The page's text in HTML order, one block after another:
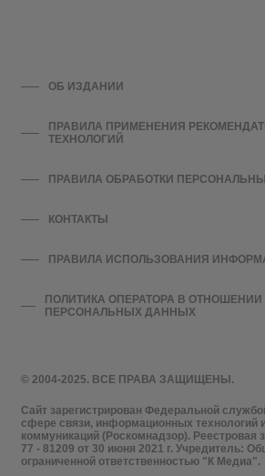
© 2004-2025. ВСЕ ПРАВА ЗАЩИЩЕНЫ.
Сайт зарегистрирован Федеральной
сфере связи, информационных технологий
коммуникаций (Роскомнадзор).
77 - 81209 от 30 июня 2021 г. Учредитель:
ограниченной ответственностью "К Медиа".
ОБ ИЗДАНИИ
ПРАВИЛА ПРИМЕНЕНИЯ
ТЕХНОЛОГИЙ
ПРАВИЛА ОБРАБОТКИ
КОНТАКТЫ
ПРАВИЛА ИСПОЛЬЗОВАНИЯ
ПОЛИТИКА ОПЕРАТОРА В ОТНОШЕНИИ
ПЕРСОНАЛЬНЫХ ДАННЫХ